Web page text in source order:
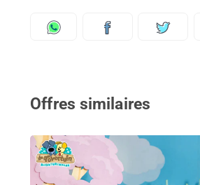
Offres similaires